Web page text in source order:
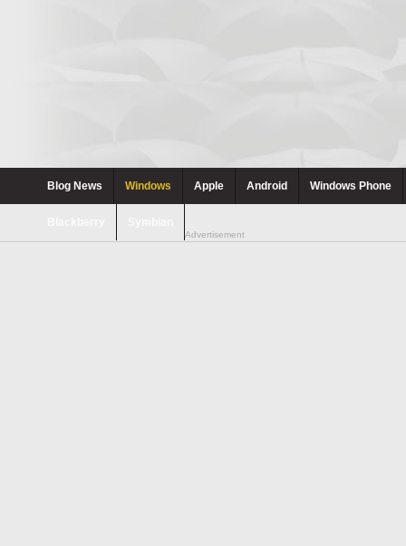
Blog News Windows Apple Android Windows Phone
Advertisement